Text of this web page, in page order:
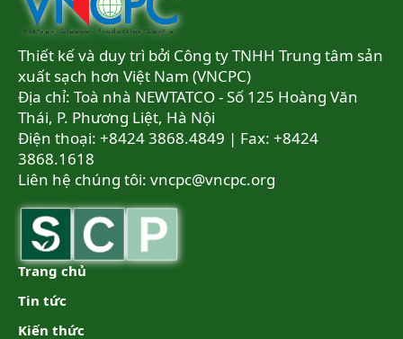
Thiết kế và duy trì bởi Công ty TNHH Trung tâm sản
xuất sạch hơn Việt Nam (VNCPC)
Địa chỉ: Toà nhà NEWTATCO - Số 125 Hoàng Văn
Thái, P. Phương Liệt, Hà Nội
Điện thoại: +8424 3868.4849 | Fax: +8424
3868.1618
Liên hệ chúng tôi: vncpc@vncpc.org
Trang chủ
Tin tức
Kiến thức